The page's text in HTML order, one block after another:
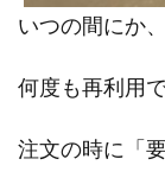
いつの間にか
何度も再利用
注文の時に「